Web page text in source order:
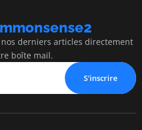
derniers articles directement
boîte mail.
S'inscrire